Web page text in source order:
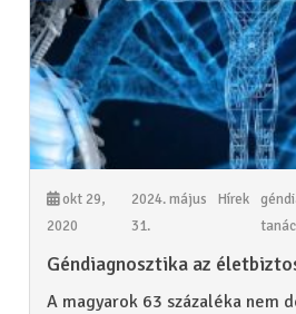
okt 29,
2020
2024. május
31.
Hírek
Géndiagnosztika az
A magyarok 63 százaléka nem